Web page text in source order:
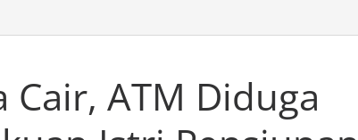
Cair, ATM Diduga